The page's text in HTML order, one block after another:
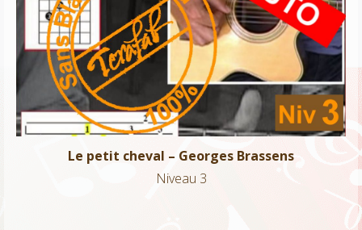
Le petit cheval – Georges Brassens
Niveau 3
Le petit cheval – Georges Brassens
Niveau 3